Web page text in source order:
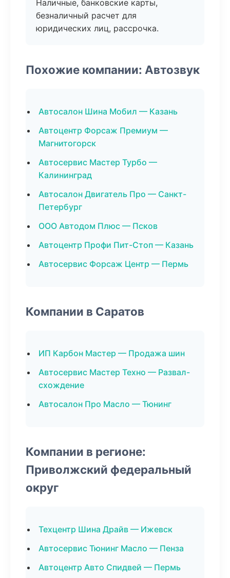
Наличные, банковские карты,
безналичный расчет для
юридических лиц, рассрочка.
Похожие компании: Автозвук
Автосалон Шина Мобил — Казань
Автоцентр Форсаж Премиум —
Магнитогорск
Автосервис Мастер Турбо —
Калининград
Автосалон Двигатель Про — Санкт-
Петербург
ООО Автодом Плюс — Псков
Автоцентр Профи Пит-Стоп — Казань
Автосервис Форсаж Центр — Пермь
Компании в Саратов
ИП Карбон Мастер — Продажа шин
Автосервис Мастер Техно — Развал-
схождение
Автосалон Про Масло — Тюнинг
Компании в регионе:
Приволжский федеральный
округ
Техцентр Шина Драйв — Ижевск
Автосервис Тюнинг Масло — Пенза
Автоцентр Авто Спидвей — Пермь